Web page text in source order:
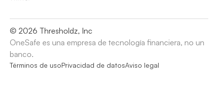
© 2026 Thresholdz, Inc
OneSafe es una empresa de tecnología financiera, no un
banco.
Términos de usoPrivacidad de datosAviso legal